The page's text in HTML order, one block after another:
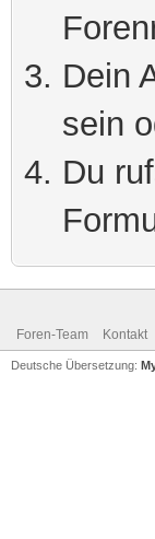
Dein
sein
Du
Foren-Team Kontakt
Deutsche Übersetzung: